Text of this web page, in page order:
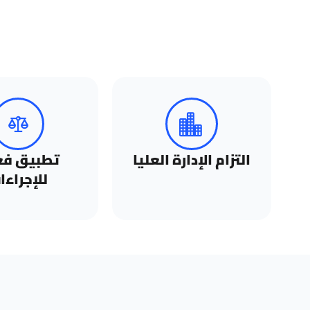
التزام الإدارة العليا تطبيق